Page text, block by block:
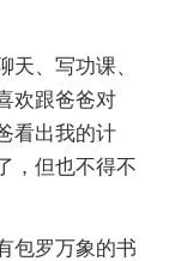
、写功课、
欢跟爸爸对
看出我的计
，但也不得不
罗万象的书